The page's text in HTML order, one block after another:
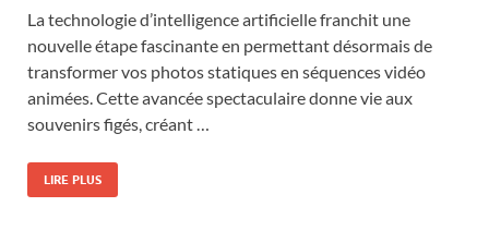
La technologie d’intelligence artificielle franchit une
nouvelle étape fascinante en permettant désormais de
transformer vos photos statiques en séquences vidéo
animées. Cette avancée spectaculaire donne vie aux
souvenirs figés, créant …
LIRE PLUS